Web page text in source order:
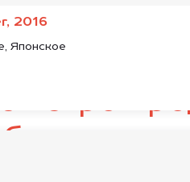
2016
Японское